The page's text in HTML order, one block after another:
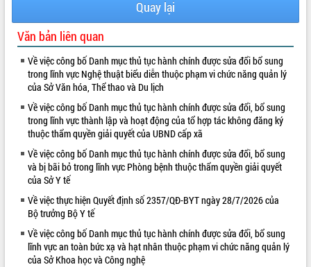
VIDEO
Loading the player...
Trailer Lễ hội Sầu riêng Đắk Lắk năm
2026
Khám bệnh, cấp phát thuốc miễn phí
và tặng quà người dân xã Cư Pui
Hội nghị UBND tỉnh Đắk Lắk thường kỳ
tháng 7/2026
Lễ truy tặng danh hiệu “Bà Mẹ Việt
Nam Anh hùng” và trao Huân chương
ALBUM ẢNH
Quay lại
Văn bản liên quan
Về việc công bố Danh mục thủ tục hành chính được sửa đổi bổ sung
trong lĩnh vực Nghệ thuật biểu diễn thuộc phạm vi chức năng quản lý
của Sở Văn hóa, Thể thao và Du lịch
Về việc công bố Danh mục thủ tục hành chính được sửa đổi, bổ sung
trong lĩnh vực thành lập và hoạt động của tổ hợp tác không đăng ký
thuộc thẩm quyền giải quyết của UBND cấp xã
Về việc công bố Danh mục thủ tục hành chính được sửa đổi, bổ sung
và bị bãi bỏ trong lĩnh vực Phòng bệnh thuộc thẩm quyền giải quyết
của Sở Y tế
Về việc thực hiện Quyết định số 2357/QĐ-BYT ngày 28/7/2026 của
Bộ trưởng Bộ Y tế
Về việc công bố Danh mục thủ tục hành chính được sửa đổi, bổ sung
lĩnh vực an toàn bức xạ và hạt nhân thuộc phạm vi chức năng quản lý
của Sở Khoa học và Công nghệ